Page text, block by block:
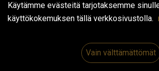
Hyödyllisiä linkkejä
Käytämme evästeitä tarjotaksemme
käyttökokemuksen tällä verkkosivustolla.
Vain välttämättömät